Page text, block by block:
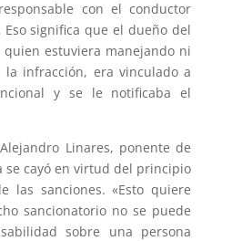
con el conductor
significa que el dueño del
estuviera manejando ni
infracción, era vinculado a
y se le notificaba el
Linares, ponente de
se cayó en virtud del principio
las sanciones. «Esto quiere
sancionatorio no se puede
sobre una persona